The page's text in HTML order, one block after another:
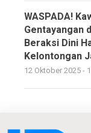
WASPADA!
Gentayangan
Beraksi Dini
Kelontongan
12 Oktober 2025 -